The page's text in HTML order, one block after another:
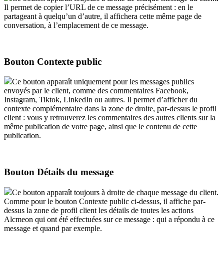
Il permet de copier l’URL de ce message précisément : en le
partageant à quelqu’un d’autre, il affichera cette même page de
conversation, à l’emplacement de ce message.
Bouton Contexte public
Ce bouton apparaît uniquement pour les messages publics
envoyés par le client, comme des commentaires Facebook,
Instagram, Tiktok, LinkedIn ou autres. Il permet d’afficher du
contexte complémentaire dans la zone de droite, par-dessus le profil
client : vous y retrouverez les commentaires des autres clients sur la
même publication de votre page, ainsi que le contenu de cette
publication.
Bouton Détails du message
Ce bouton apparaît toujours à droite de chaque message du client.
Comme pour le bouton Contexte public ci-dessus, il affiche par-
dessus la zone de profil client les détails de toutes les actions
Alcmeon qui ont été effectuées sur ce message : qui a répondu à ce
message et quand par exemple.